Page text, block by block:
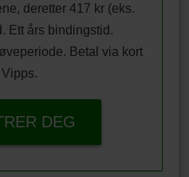
deretter 417 kr (eks.
Ett års bindingstid.
Betal via kort
DEG